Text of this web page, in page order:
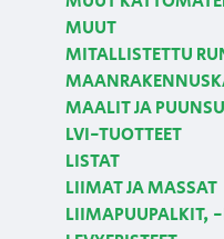
MUUT
MITALLISTETTU
MAALIT JA
LVI-TUOTTEET
LISTAT
LIIMAT JA MASSAT
LIIMAPUUPALKIT,